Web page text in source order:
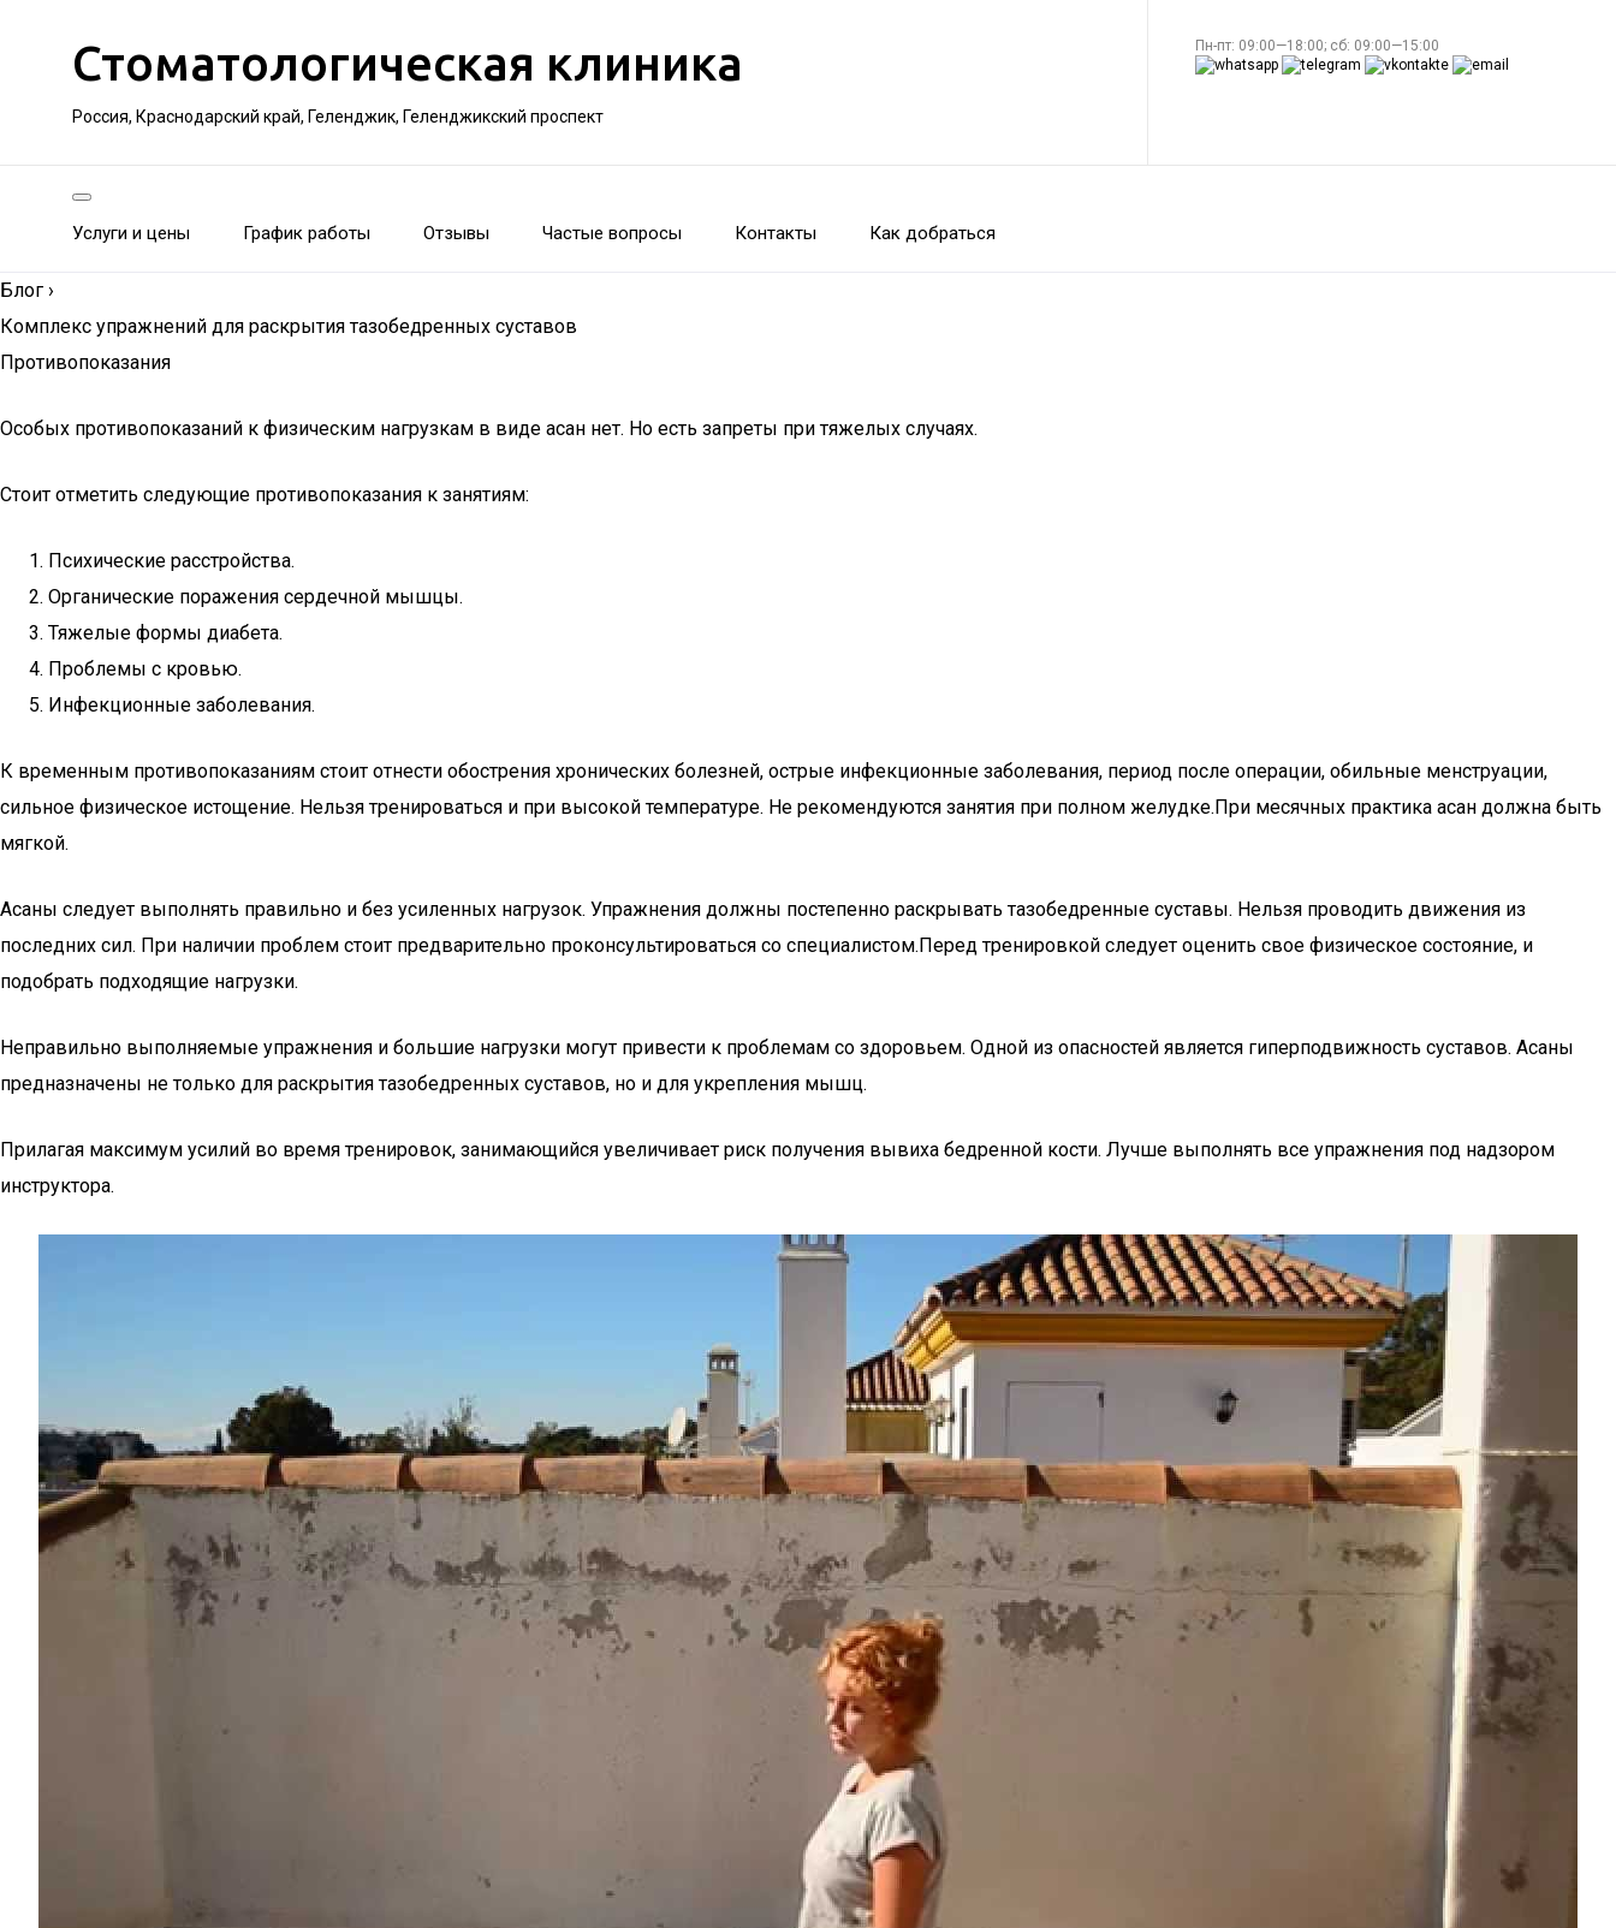
Стоматологическая клиника
Россия, Краснодарский край, Геленджик, Геленджикский проспект
Пн-пт: 09:00—18:00; сб: 09:00—15:00
Услуги и цены График работы Отзывы Частые вопросы Контакты Как добраться
Блог ›
Комплекс упражнений для раскрытия тазобедренных суставов
Противопоказания
Особых противопоказаний к физическим нагрузкам в виде асан нет. Но есть запреты при тяжелых случаях.
Стоит отметить следующие противопоказания к занятиям:
Психические расстройства.
Органические поражения сердечной мышцы.
Тяжелые формы диабета.
Проблемы с кровью.
Инфекционные заболевания.
К временным противопоказаниям стоит отнести обострения хронических болезней, острые инфекционные заболевания, период после операции, обильные менструации,
сильное физическое истощение. Нельзя тренироваться и при высокой температуре. Не рекомендуются занятия при полном желудке.При месячных практика асан должна быть
мягкой.
Асаны следует выполнять правильно и без усиленных нагрузок. Упражнения должны постепенно раскрывать тазобедренные суставы. Нельзя проводить движения из
последних сил. При наличии проблем стоит предварительно проконсультироваться со специалистом.Перед тренировкой следует оценить свое физическое состояние, и
подобрать подходящие нагрузки.
Неправильно выполняемые упражнения и большие нагрузки могут привести к проблемам со здоровьем. Одной из опасностей является гиперподвижность суставов. Асаны
предназначены не только для раскрытия тазобедренных суставов, но и для укрепления мышц.
Прилагая максимум усилий во время тренировок, занимающийся увеличивает риск получения вывиха бедренной кости. Лучше выполнять все упражнения под надзором
инструктора.